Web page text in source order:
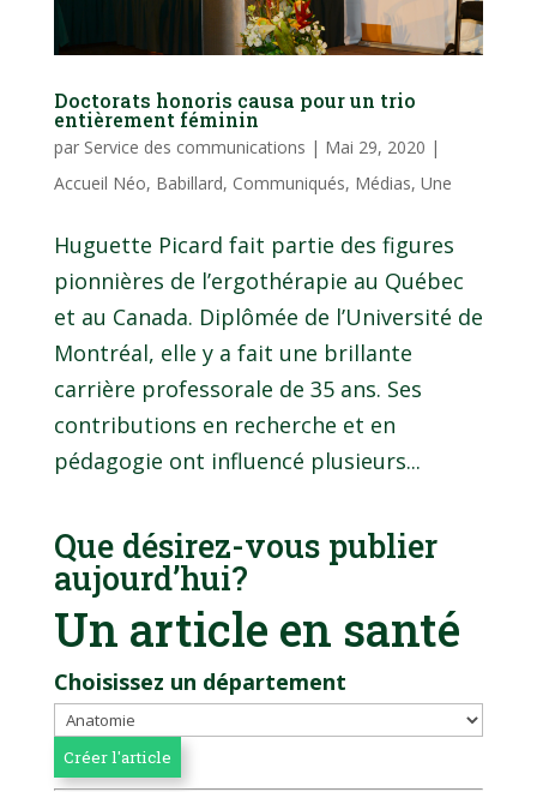
Doctorats honoris causa pour un trio
entièrement féminin
par Service des communications | Mai 29, 2020 |
Accueil Néo, Babillard, Communiqués, Médias, Une
Huguette Picard fait partie des figures
pionnières de l’ergothérapie au Québec
et au Canada. Diplômée de l’Université de
Montréal, elle y a fait une brillante
carrière professorale de 35 ans. Ses
contributions en recherche et en
pédagogie ont influencé plusieurs...
Que désirez-vous publier
aujourd’hui?
Un article en santé
Choisissez un département